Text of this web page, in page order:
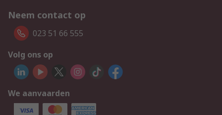
Neem contact op
023 51 66 555
Volg ons op
We aanvaarden